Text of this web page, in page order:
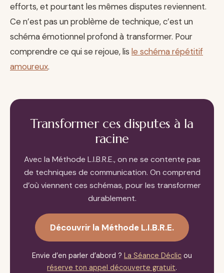
efforts, et pourtant les mêmes disputes reviennent.
Ce n’est pas un problème de technique, c’est un
schéma émotionnel profond à transformer. Pour
comprendre ce qui se rejoue, lis le schéma répétitif
amoureux.
Transformer ces disputes à la
racine
Avec la Méthode L.I.B.R.E., on ne se contente pas
de techniques de communication. On comprend
d’où viennent ces schémas, pour les transformer
durablement.
Découvrir la Méthode L.I.B.R.E.
Envie d’en parler d’abord ? La Séance Déclic ou
réserve ton appel découverte gratuit.